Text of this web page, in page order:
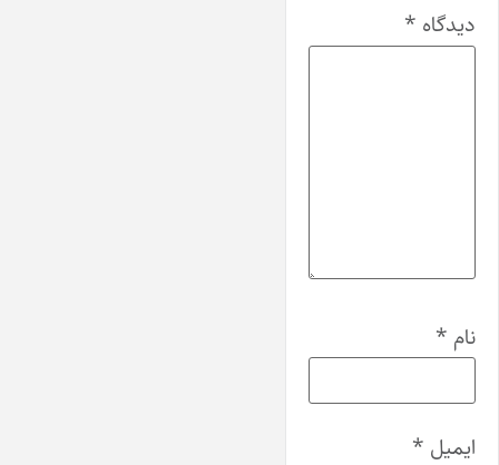
دیدگاه *
نام *
ایمیل *